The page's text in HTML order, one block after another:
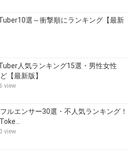
選～衝撃順にランキング【最新
人気ランキング15選・男性女性
【最新版】
view
ルエンサー30選・不人気ランキング！
view